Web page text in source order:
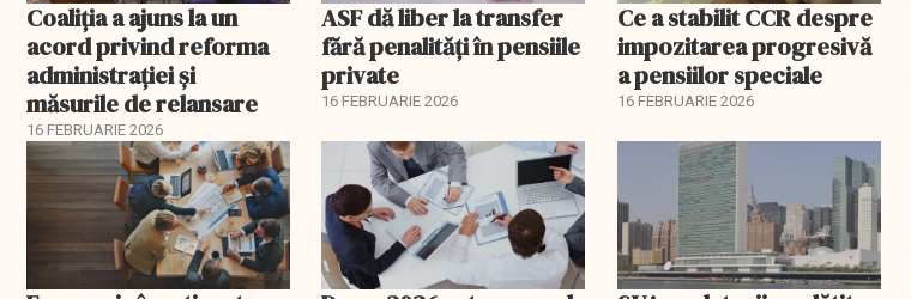
Coaliția a ajuns la un
acord privind reforma
administrației și
măsurile de relansare
16 FEBRUARIE 2026
ASF dă liber la transfer
fără penalități în pensiile
private
16 FEBRUARIE 2026
Ce a stabilit CCR despre
impozitarea progresivă
a pensiilor speciale
16 FEBRUARIE 2026